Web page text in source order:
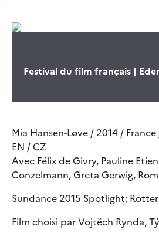
Festival du film français |
Mia Hansen-Løve / 2014 /
EN / CZ
Avec Félix de Givry, Pauline
Conzelmann, Greta Gerwig,
Sundance 2015 Spotlight;
Film choisi par Vojtěch Rynda,